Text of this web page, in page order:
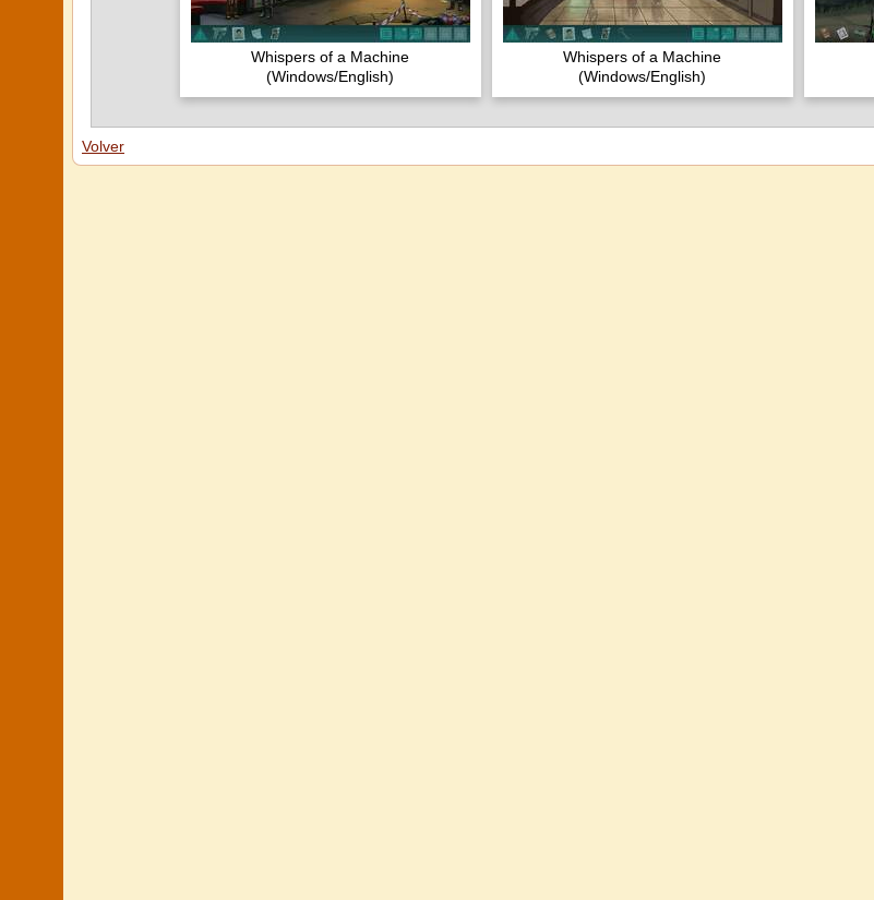
Whispers of a Machine
(Windows/English)
Whispers of a Machine
(Windows/English)
Volver